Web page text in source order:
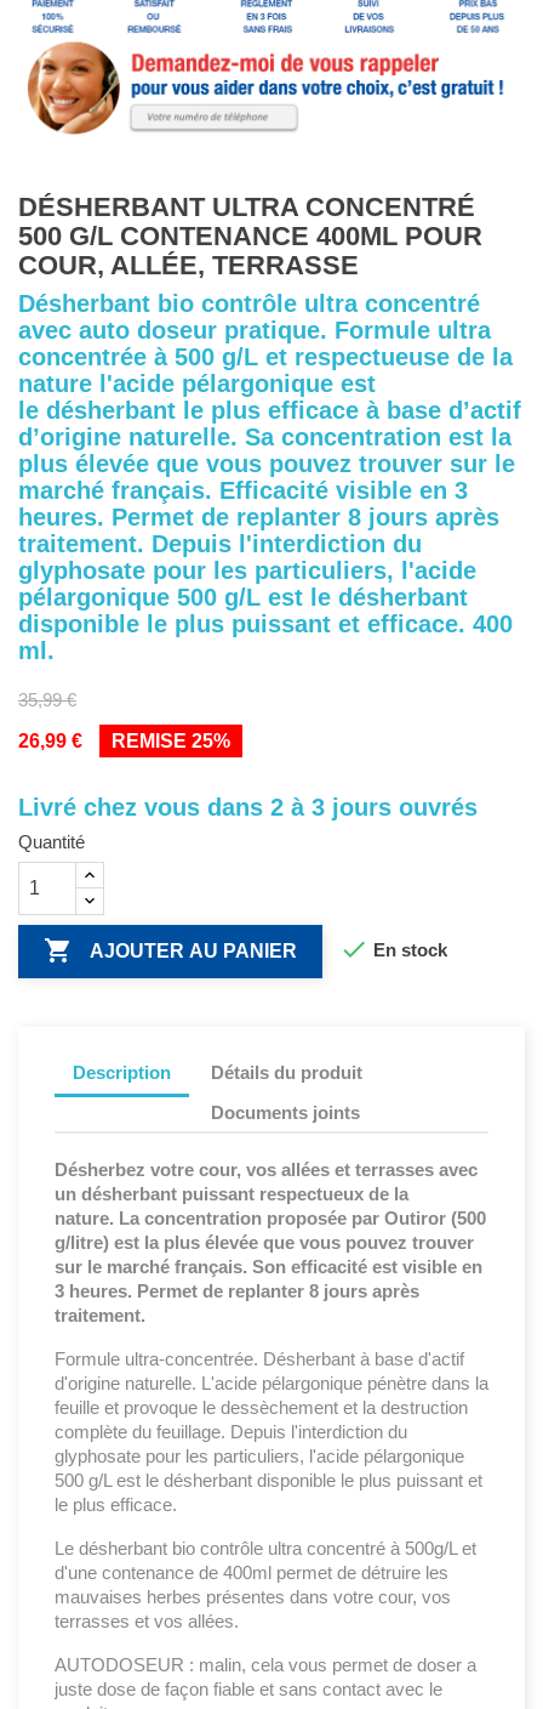
DÉSHERBANT ULTRA CONCENTRÉ
500 G/L CONTENANCE 400ML POUR
COUR, ALLÉE, TERRASSE
Désherbant bio contrôle ultra concentré
avec auto doseur pratique. Formule ultra
concentrée à 500 g/L et respectueuse de la
nature l'acide pélargonique est
le désherbant le plus efficace à base d’actif
d’origine naturelle. Sa concentration est la
plus élevée que vous pouvez trouver sur le
marché français. Efficacité visible en 3
heures. Permet de replanter 8 jours après
traitement. Depuis l'interdiction du
glyphosate pour les particuliers, l'acide
pélargonique 500 g/L est le désherbant
disponible le plus puissant et efficace. 400
ml.
35,99 €
26,99 €
REMISE 25%
Livré chez vous dans 2 à 3 jours ouvrés
Quantité
 AJOUTER AU PANIER  En stock
Description
Détails du produit
Documents joints
Désherbez votre cour, vos allées et terrasses avec
un désherbant puissant respectueux de la
nature. La concentration proposée par Outiror (500
g/litre) est la plus élevée que vous pouvez trouver
sur le marché français. Son efficacité est visible en
3 heures. Permet de replanter 8 jours après
traitement.
Formule ultra-concentrée. Désherbant à base d'actif
d'origine naturelle. L'acide pélargonique pénètre dans la
feuille et provoque le dessèchement et la destruction
complète du feuillage. Depuis l'interdiction du
glyphosate pour les particuliers, l'acide pélargonique
500 g/L est le désherbant disponible le plus puissant et
le plus efficace.
Le désherbant bio contrôle ultra concentré à 500g/L et
d'une contenance de 400ml permet de détruire les
mauvaises herbes présentes dans votre cour, vos
terrasses et vos allées.
AUTODOSEUR : malin, cela vous permet de doser a
juste dose de façon fiable et sans contact avec le